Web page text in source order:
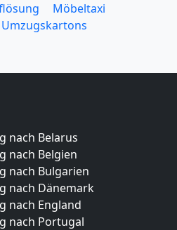
Möbeltaxi
Umzugskartons
nach Belarus
nach Belgien
nach Bulgarien
nach Dänemark
nach England
nach Portugal